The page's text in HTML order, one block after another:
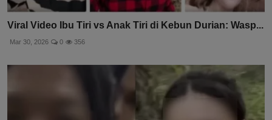
Viral Video Ibu Tiri vs Anak Tiri di Kebun Durian: Wasp...
Mar 30, 2026 0 356